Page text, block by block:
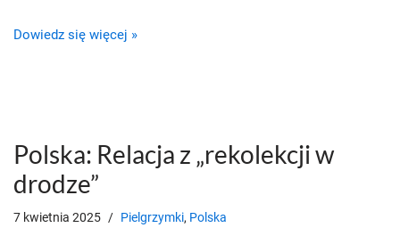
Dowiedz się więcej »
Polska: Relacja z „rekolekcji w
drodze”
7 kwietnia 2025 Pielgrzymki, Polska